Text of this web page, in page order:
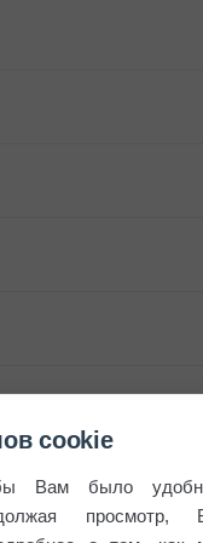
cookie
Вам было
просмотр,